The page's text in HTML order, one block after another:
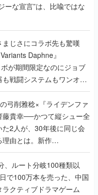
ーな宣言”は、比喩ではな
じさにコラボ先も驚嘆
Daphne』
が期間限定なのにジョブ
も戦闘システムもワンオフ
由を両ディレクターに聞
の弓削雅稔×『ライデンファ
藤貴幸──かつて縦シュー全
2人が、30年後に同じ会
由とは。新作
』で初タッグを組
人に訊く開発秘話
、ルート分岐100種類以
で100万本を売った、中国
クティブドラマゲーム